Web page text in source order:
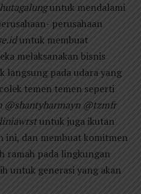
untuk mendalami
perusahaan
untuk membuat
melaksanakan bisnis
langsung pada udara yang
temen temen seperti
@shantyharmayn @tzmfr
untuk juga ikutan
ini, dan membuat komitmen
ramah pada lingkungan
untuk generasi yang akan